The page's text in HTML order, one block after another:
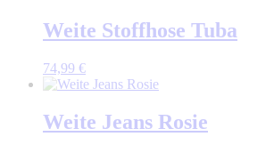
Weite Stoffhose Tuba
74,99 €
Weite Jeans Rosie